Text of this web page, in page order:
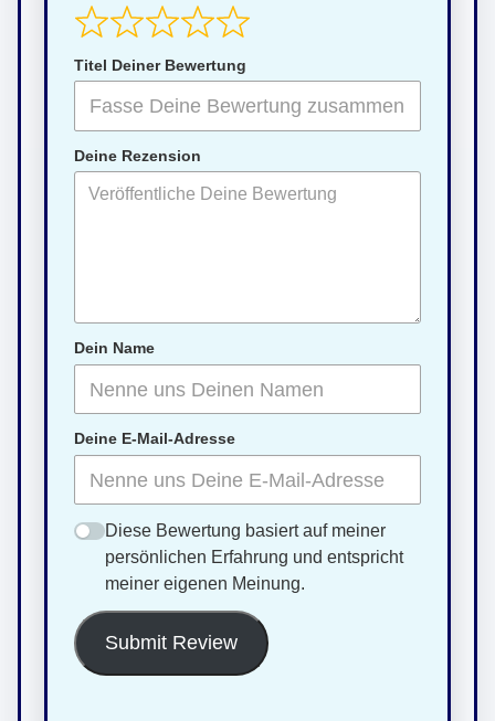
Titel Deiner Bewertung
Deine Rezension
Dein Name
Deine E-Mail-Adresse
Diese Bewertung basiert auf meiner
persönlichen Erfahrung und entspricht
meiner eigenen Meinung.
Submit Review